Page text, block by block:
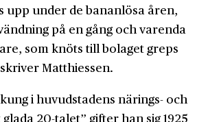
upp under de banan­lösa åren,
på en gång och varenda
som knöts till bolaget greps
Matthiessen.
i huvud­stadens närings- och
20-talet” gifter han sig 1925